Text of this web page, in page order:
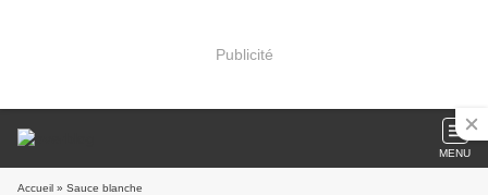
Publicité
MENU
Accueil » Sauce blanche